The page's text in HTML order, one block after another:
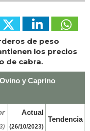
de peso
los precios
de cabra.
y Caprino
Actual
(26/10/2023)
Tendencia